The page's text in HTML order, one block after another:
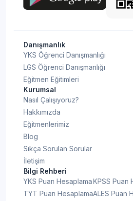
Danışmanlık
YKS Öğrenci Danışmanlığı
LGS Öğrenci Danışmanlığı
Eğitmen Eğitimleri
Kurumsal
Nasıl Çalışıyoruz?
Hakkımızda
Eğitmenlerimiz
Blog
Sıkça Sorulan Sorular
İletişim
Bilgi Rehberi
YKS Puan Hesaplama
TYT Puan Hesaplama
KPSS Puan
ALES Puan